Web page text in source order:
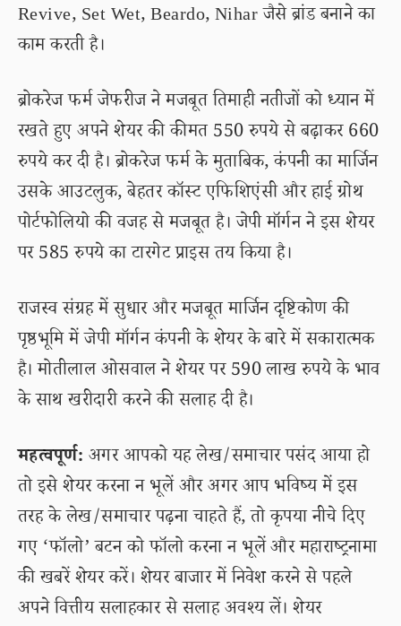
Revive, Set Wet, Beardo, Nihar जैसे ब्रांड बनाने का
काम करती है।
ब्रोकरेज फर्म जेफरीज ने मजबूत तिमाही नतीजों को ध्यान में
रखते हुए अपने शेयर की कीमत 550 रुपये से बढ़ाकर 660
रुपये कर दी है। ब्रोकरेज फर्म के मुताबिक, कंपनी का मार्जिन
उसके आउटलुक, बेहतर कॉस्ट एफिशिएंसी और हाई ग्रोथ
पोर्टफोलियो की वजह से मजबूत है। जेपी मॉर्गन ने इस शेयर
पर 585 रुपये का टारगेट प्राइस तय किया है।
राजस्व संग्रह में सुधार और मजबूत मार्जिन दृष्टिकोण की
पृष्ठभूमि में जेपी मॉर्गन कंपनी के शेयर के बारे में सकारात्मक
है। मोतीलाल ओसवाल ने शेयर पर 590 लाख रुपये के भाव
के साथ खरीदारी करने की सलाह दी है।
महत्वपूर्ण: अगर आपको यह लेख/समाचार पसंद आया हो
तो इसे शेयर करना न भूलें और अगर आप भविष्य में इस
तरह के लेख/समाचार पढ़ना चाहते हैं, तो कृपया नीचे दिए
गए ‘फॉलो’ बटन को फॉलो करना न भूलें और महाराष्ट्रनामा
की खबरें शेयर करें। शेयर बाजार में निवेश करने से पहले
अपने वित्तीय सलाहकार से सलाह अवश्य लें। शेयर